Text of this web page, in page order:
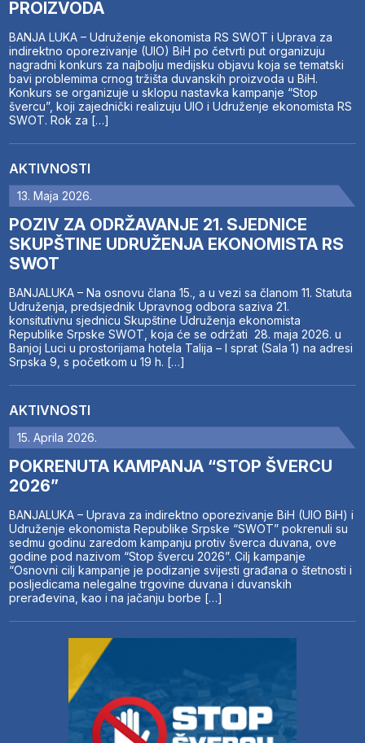
PROIZVODA
BANJA LUKA – Udruženje ekonomista RS SWOT i Uprava za
indirektno oporezivanje (UIO) BiH po četvrti put organizuju
nagradni konkurs za najbolju medijsku objavu koja se tematski
bavi problemima crnog tržišta duvanskih proizvoda u BiH.
Konkurs se organizuje u sklopu nastavka kampanje “Stop
švercu”, koji zajednički realizuju UIO i Udruženje ekonomista RS
SWOT. Rok za […]
AKTIVNOSTI
13. Maja 2026.
POZIV ZA ODRŽAVANJE 21. SJEDNICE
SKUPŠTINE UDRUŽENJA EKONOMISTA RS
SWOT
BANJALUKA – Na osnovu člana 15., a u vezi sa članom 11. Statuta
Udruženja, predsjednik Upravnog odbora saziva 21.
konsitutivnu sjednicu Skupštine Udruženja ekonomista
Republike Srpske SWOT, koja će se održati 28. maja 2026. u
Banjoj Luci u prostorijama hotela Talija – I sprat (Sala 1) na adresi
Srpska 9, s početkom u 19 h. […]
AKTIVNOSTI
15. Aprila 2026.
POKRENUTA KAMPANJA “STOP ŠVERCU
2026”
BANJALUKA – Uprava za indirektno oporezivanje BiH (UIO BiH) i
Udruženje ekonomista Republike Srpske “SWOT” pokrenuli su
sedmu godinu zaredom kampanju protiv šverca duvana, ove
godine pod nazivom “Stop švercu 2026”. Cilj kampanje
“Osnovni cilj kampanje je podizanje svijesti građana o štetnosti i
posljedicama nelegalne trgovine duvana i duvanskih
prerađevina, kao i na jačanju borbe […]